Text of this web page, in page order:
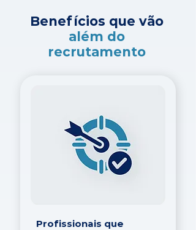
Benefícios que vão
além do
recrutamento
Profissionais que